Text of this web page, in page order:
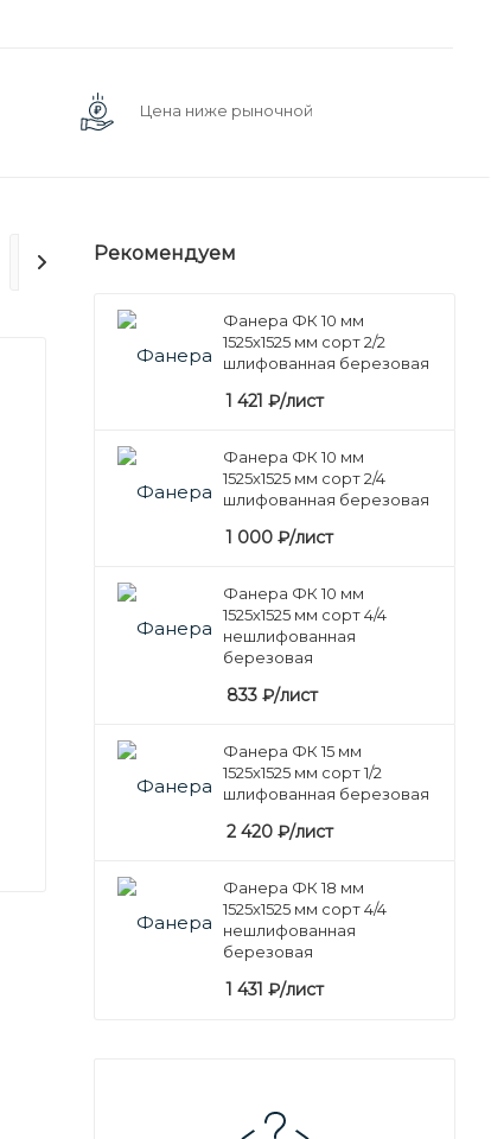
Цена ниже рыночной
ОТЗЫВЫРекомендуем
Фанера ФК 10 мм
1525х1525 мм сорт 2/2
шлифованная березовая
1 421 ₽/лист
Фанера ФК 10 мм
1525х1525 мм сорт 2/4
шлифованная березовая
1 000 ₽/лист
Фанера ФК 10 мм
1525х1525 мм сорт 4/4
нешлифованная
березовая
833 ₽/лист
Фанера ФК 15 мм
1525х1525 мм сорт 1/2
шлифованная березовая
2 420 ₽/лист
Фанера ФК 18 мм
1525х1525 мм сорт 4/4
нешлифованная
березовая
1 431 ₽/лист